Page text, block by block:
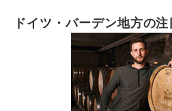
ドイツ・バーデン地方の